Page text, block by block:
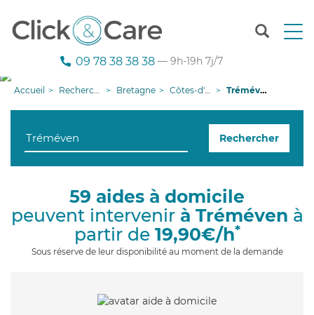
T
n
g
i
09 78 38 38 38 — 9h-19h 7j/7
Accueil Recherche aide à domicile Bretagne Côtes-d'armor Tréméven
Rechercher
59 aides à domicile
peuvent intervenir à Tréméven à
partir de 19,90€/h*
Sous réserve de leur disponibilité au moment de la demande